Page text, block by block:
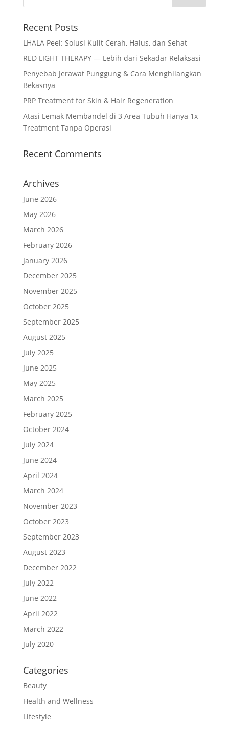
Recent Posts
LHALA Peel: Solusi Kulit Cerah, Halus, dan Sehat
RED LIGHT THERAPY — Lebih dari Sekadar Relaksasi
Penyebab Jerawat Punggung & Cara Menghilangkan
Bekasnya
PRP Treatment for Skin & Hair Regeneration
Atasi Lemak Membandel di 3 Area Tubuh Hanya 1x
Treatment Tanpa Operasi
Recent Comments
Archives
June 2026
May 2026
March 2026
February 2026
January 2026
December 2025
November 2025
October 2025
September 2025
August 2025
July 2025
June 2025
May 2025
March 2025
February 2025
October 2024
July 2024
June 2024
April 2024
March 2024
November 2023
October 2023
September 2023
August 2023
December 2022
July 2022
June 2022
April 2022
March 2022
July 2020
Categories
Beauty
Health and Wellness
Lifestyle